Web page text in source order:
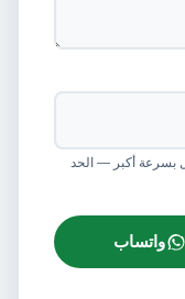
بسرعة أكبر — الحد
واتساب